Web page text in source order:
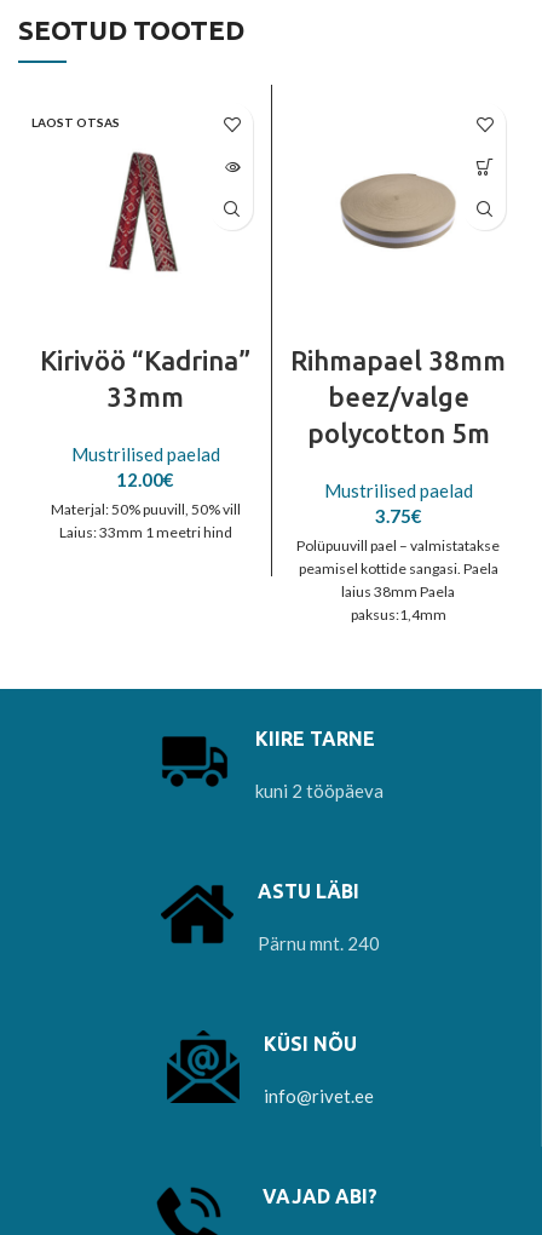
SEOTUD TOOTED
LAOST OTSAS
Kirivöö “Kadrina”
33mm
Mustrilised paelad
12.00€
Materjal: 50% puuvill, 50% vill
Laius: 33mm 1 meetri hind
Rihmapael 38mm
beez/valge
polycotton 5m
Mustrilised paelad
3.75€
Polüpuuvill pael – valmistatakse
peamisel kottide sangasi. Paela
laius 38mm Paela
paksus:1,4mm
KIIRE TARNE
kuni 2 tööpäeva
ASTU LÄBI
Pärnu mnt. 240
KÜSI NÕU
info@rivet.ee
VAJAD ABI?